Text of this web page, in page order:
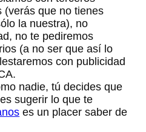
(verás que no tienes
la nuestra), no
no te pediremos
(a no ser que así lo
con publicidad
nadie, tú decides que
sugerir lo que te
es un placer saber de